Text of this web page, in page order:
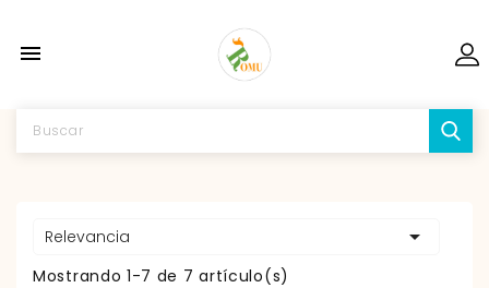

Relevancia 
Mostrando 1-7 de 7 artículo(s)